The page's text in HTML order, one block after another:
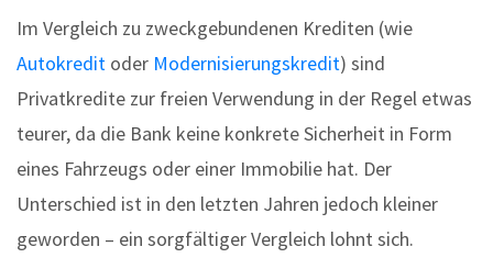
Im Vergleich zu zweckgebundenen Krediten (wie
Autokredit oder Modernisierungskredit) sind
Privatkredite zur freien Verwendung in der Regel etwas
teurer, da die Bank keine konkrete Sicherheit in Form
eines Fahrzeugs oder einer Immobilie hat. Der
Unterschied ist in den letzten Jahren jedoch kleiner
geworden – ein sorgfältiger Vergleich lohnt sich.